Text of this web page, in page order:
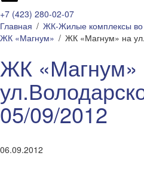
+7 (423) 280-02-07
Главная
ЖК-Жилые комплексы во
ЖК «Магнум»
ЖК «Магнум» на
ЖК «Магнум»
05/09/2012
06.09.2012